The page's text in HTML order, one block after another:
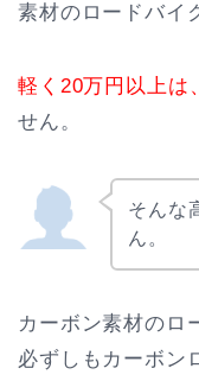
素材のロードバイ
軽く20万円以上は
せん。
そんな
ん。
カーボン素材のロ
必ずしもカーボン